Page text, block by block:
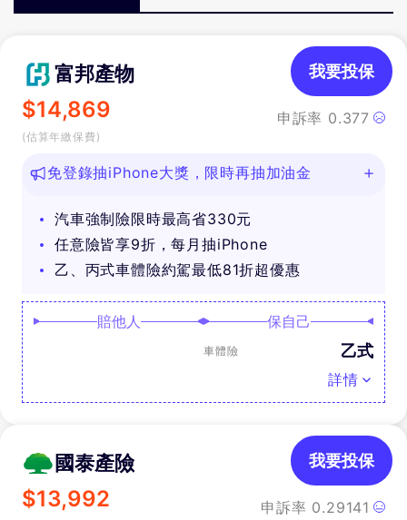
險
險
險
富邦產物
$14,869
(估算年繳保費)
申訴率 0.377
我要投保
免登錄抽iPhone大獎，限時再抽加油金
汽車強制險限時最高省330元
任意險皆享9折，每月抽iPhone
乙、丙式車體險約駕最低81折超優惠
賠他人 保自己
車體險 乙式
詳情
國泰產險
$13,992 申訴率 0.29141
我要投保